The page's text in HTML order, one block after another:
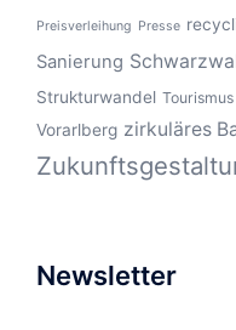
Preisverleihung Presse
Sanierung
Strukturwandel Tourismus
Vorarlberg zirkuläres
Newsletter